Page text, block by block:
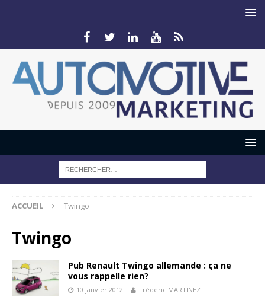
ACCUEIL Twingo
Twingo
Pub Renault Twingo allemande : ça ne
vous rappelle rien?
10 janvier 2012 Frédéric MARTINEZ